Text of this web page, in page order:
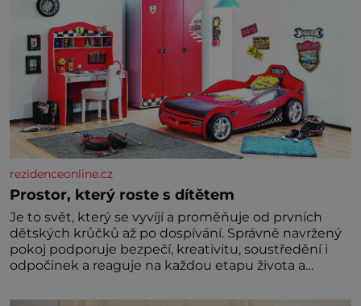
rezidenceonline.cz
Prostor, který roste s dítětem
Je to svět, který se vyvíjí a proměňuje od prvních
dětských krůčků až po dospívání. Správně navržený
pokoj podporuje bezpečí, kreativitu, soustředění i
odpočinek a reaguje na každou etapu života a
jednoduchost, měkkost a bezpečí, proto by pokoj